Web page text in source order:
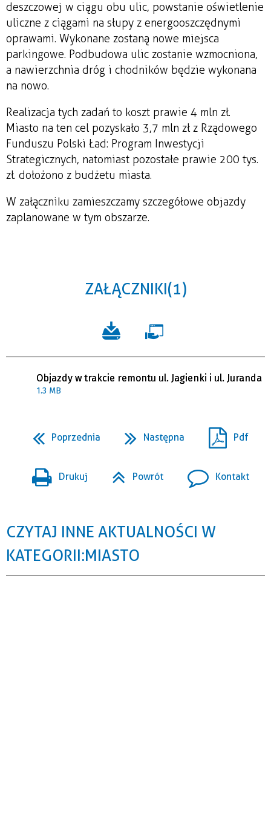
deszczowej w ciągu obu ulic, powstanie oświetlenie
uliczne z ciągami na słupy z energooszczędnymi
oprawami. Wykonane zostaną nowe miejsca
parkingowe. Podbudowa ulic zostanie wzmocniona,
a nawierzchnia dróg i chodników będzie wykonana
na nowo.
Realizacja tych zadań to koszt prawie 4 mln zł.
Miasto na ten cel pozyskało 3,7 mln zł z Rządowego
Funduszu Polski Ład: Program Inwestycji
Strategicznych, natomiast pozostałe prawie 200 tys.
zł. dołożono z budżetu miasta.
W załączniku zamieszczamy szczegółowe objazdy
zaplanowane w tym obszarze.
ZAŁĄCZNIKI (1)
Objazdy w trakcie remontu ul. Jagienki i ul. Juranda
1.3 MB
Poprzednia Następna Pdf
Drukuj Powrót Kontakt
CZYTAJ INNE AKTUALNOŚCI W
KATEGORII: MIASTO